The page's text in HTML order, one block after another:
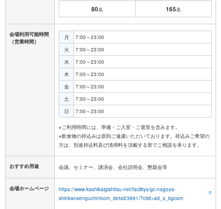
80名 165名
会場利用可能時間
（営業時間）
月
7:00～23:00
火
7:00～23:00
水
7:00～23:00
木
7:00～23:00
金
7:00～23:00
土
7:00～23:00
日
7:00～23:00
※ご利用時間には、準備・ご入室・ご退室を含みます。
※飲食物の持込みは原則ご遠慮いただいております。持込みご希望の
おすすめ用途 会議、セミナー、講演会、会社説明会、懇親会等
会場ホームページ
https://www.kashikaigishitsu.net/facilitys/gc-nagoya-
shinkansenguchi/room_detail/3891/?ctid=ad_s_kgcom